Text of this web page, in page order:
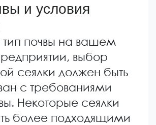
и условия
тип почвы на вашем
выбор
сеялки должен быть
с требованиями
Некоторые сеялки
более подходящими